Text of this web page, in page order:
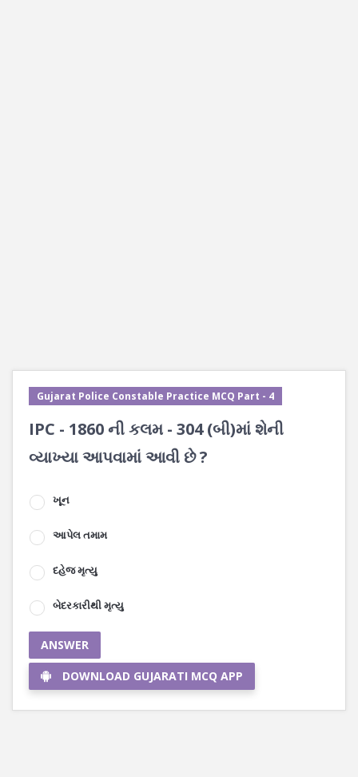
Gujarat Police Constable Practice MCQ Part - 4
IPC - 1860 ની કલમ - 304 (બી)માં શેની
વ્યાખ્યા આપવામાં આવી છે ?
ખૂન
આપેલ તમામ
દહેજ મૃત્યુ
બેદરકારીથી મૃત્યુ
ANSWER
DOWNLOAD GUJARATI MCQ APP